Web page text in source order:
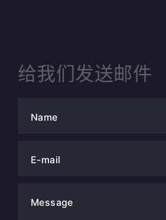
给我们发送邮件
Name
E-mail
Message